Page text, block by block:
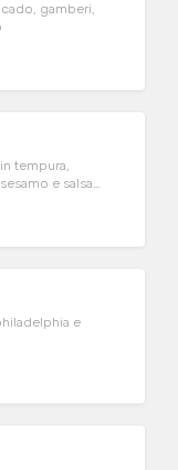
gamberi,
tempura,
e salsa
e